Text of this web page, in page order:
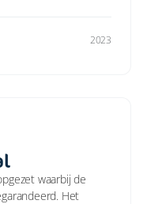
2023
waarbij de
Het